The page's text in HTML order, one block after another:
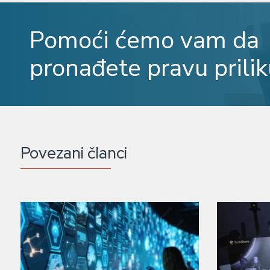
Pomoći ćemo vam da
pronađete pravu
Povezani članci